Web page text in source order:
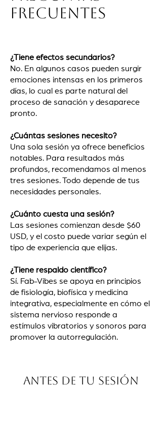
frecuentes
¿Tiene efectos secundarios?
No. En algunos casos pueden surgir
emociones intensas en los primeros
días, lo cual es parte natural del
proceso de sanación y desaparece
pronto.
¿Cuántas sesiones necesito?
Una sola sesión ya ofrece beneficios
notables. Para resultados más
profundos, recomendamos al menos
tres sesiones. Todo depende de tus
necesidades personales.
¿Cuánto cuesta una sesión?
Las sesiones comienzan desde $60
USD, y el costo puede variar según el
tipo de experiencia que elijas.
¿Tiene respaldo científico?
Sí. Fab-Vibes se apoya en principios
de fisiología, biofísica y medicina
integrativa, especialmente en cómo el
sistema nervioso responde a
estímulos vibratorios y sonoros para
promover la autorregulación.
Antes de tu sesión